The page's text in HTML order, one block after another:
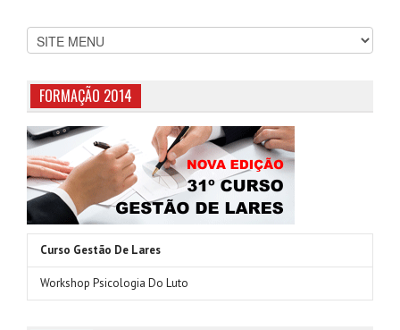
FORMAÇÃO 2014
Curso Gestão De Lares
Workshop Psicologia Do Luto